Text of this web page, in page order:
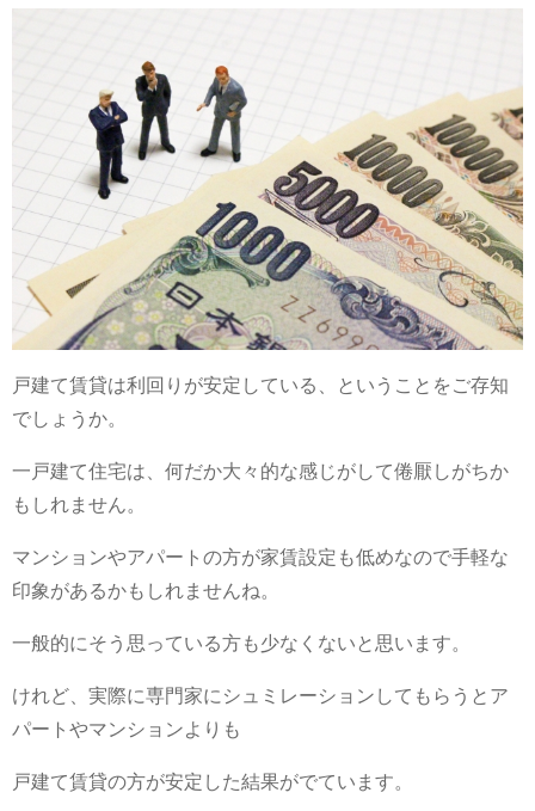
戸建て賃貸は利回りが安定している、ということをご存知
でしょうか。
一戸建て住宅は、何だか大々的な感じがして倦厭しがちか
もしれません。
マンションやアパートの方が家賃設定も低めなので手軽な
印象があるかもしれませんね。
一般的にそう思っている方も少なくないと思います。
けれど、実際に専門家にシュミレーションしてもらうとア
パートやマンションよりも
戸建て賃貸の方が安定した結果がでています。